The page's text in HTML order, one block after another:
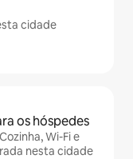
cidade
os hóspedes
Wi-Fi e
nesta cidade